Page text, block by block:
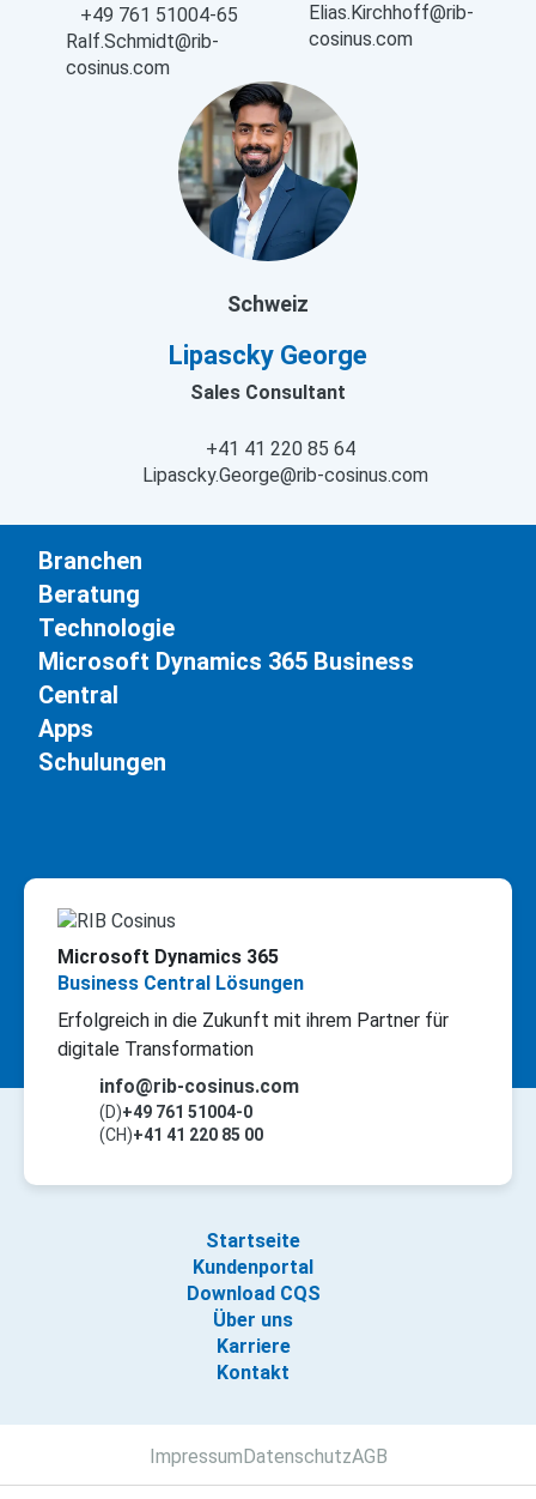
+49 761 51004-65
Ralf.Schmidt@rib-
cosinus.com
Elias.Kirchhoff@rib-
cosinus.com
Schweiz
Lipascky George
Sales Consultant
+41 41 220 85 64
Lipascky.George@rib-cosinus.com
Branchen
Beratung
Technologie
Microsoft Dynamics 365 Business
Central
Apps
Schulungen
Microsoft Dynamics 365
Business Central Lösungen
Erfolgreich in die Zukunft mit ihrem Partner für
digitale Transformation
info@rib-cosinus.com
(D)+49 761 51004-0
(CH)+41 41 220 85 00
Startseite
Kundenportal
Download CQS
Über uns
Karriere
Kontakt
Impressum DatenschutzAGB